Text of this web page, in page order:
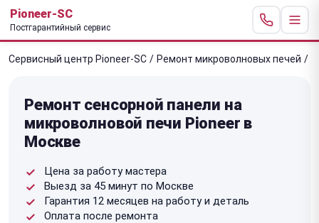
Pioneer-SC
Постгарантийный сервис
Сервисный центр Pioneer-SC / Ремонт микроволновых печей /
Ремонт сенсорной панели на
микроволновой печи Pioneer в
Москве
Цена за работу мастера
Выезд за 45 минут по Москве
Гарантия 12 месяцев на работу и деталь
Оплата после ремонта